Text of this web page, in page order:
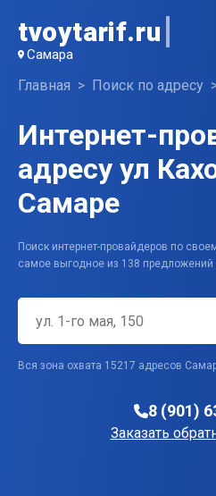
tvoytarif.ru
Самара
Главная Поиск по адресу
Интернет-
адресу ул
Самаре
Поиск интернет-провайдеров по
самое выгодное из 138 предложений
Вся зона охвата 15217 адресов
8 (901)
Заказать